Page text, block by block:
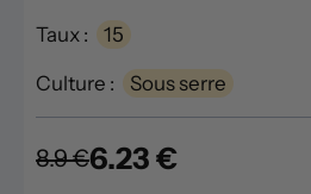
Taux : 15
Culture : Sous serre
8.9 €6.23 €